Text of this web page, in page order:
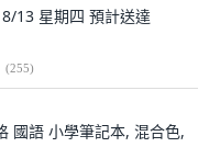
8/13 星期四 預計送達
(255)
國語 小學筆記本, 混合色,